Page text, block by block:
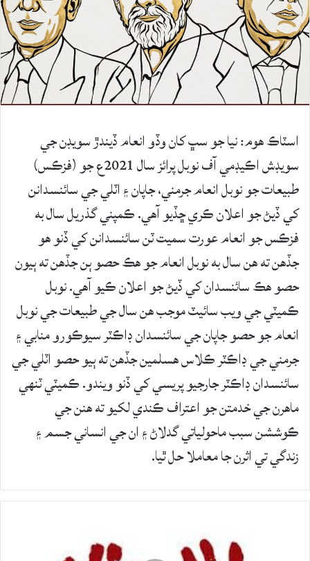
اسٽاڪ هوم: نيا جو سڀ کان وڏو انعام ڏيندڙ سويڊن جي
سويڊش اڪيڊمي آف نوبل پرائز سال 2021ع جو (فزڪس)
طبيعات جو نوبل انعام جرمني، جاپان ۽ اٽلي جي سائنسدانن
کي ڏيڻ جو اعلان ڪري ڇڏيو آهي. ڪمپني گذريل سال به
فزڪس جو انعام عورت سميت ٽن سائنسدانن کي ڏنو هو
جڏهن ته هن سال به نوبل انعام جو هڪ حصو ٻن جڏهن ته ٻيون
حصو هڪ سائنسدان کي ڏيڻ جو اعلان ڪيو آهي. نوبل
ڪميٽي جي ويب سائيٽ موجب هن سال جي طبيعات جي نوبل
انعام جو حصو جاپان جي سائنسدان ڊاڪٽر سيوڪورو منابي ۽
جرمني جي ڊاڪٽر ڪلاس هسلمين جڏهن ته ٻيو حصو اٽلي جي
سائنسدان ڊاڪٽر جارجيو پريسي کي ڏنو ويندو. ڪميٽي ٽنهي
ماهرن جي خدمتن جو اعتراف ڪندي لکيو ته هنن جي
ڪوششن سبب ماحولياتي گدلاڻ ۽ ان جي انساني جسم ۽
زندگي تي اثرن جا معاملا حل ٿيا.